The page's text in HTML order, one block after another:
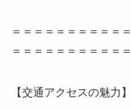
＝＝＝＝＝＝＝＝＝＝
＝＝＝＝＝＝＝＝＝＝
【交通アクセスの魅力】